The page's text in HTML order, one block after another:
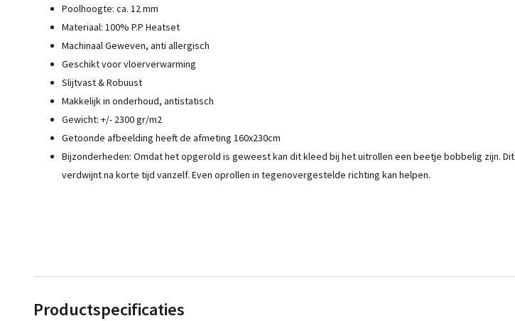
Poolhoogte: ca. 12 mm
Materiaal: 100% P.P Heatset
Machinaal Geweven, anti allergisch
Geschikt voor vloerverwarming
Slijtvast & Robuust
Makkelijk in onderhoud, antistatisch
Gewicht: +/- 2300 gr/m2
Getoonde afbeelding heeft de afmeting 160x230cm
Bijzonderheden: Omdat het opgerold is geweest kan dit kleed bij het uitrollen een beetje bobbelig zijn. Dit
verdwijnt na korte tijd vanzelf. Even oprollen in tegenovergestelde richting kan helpen.
Productspecificaties